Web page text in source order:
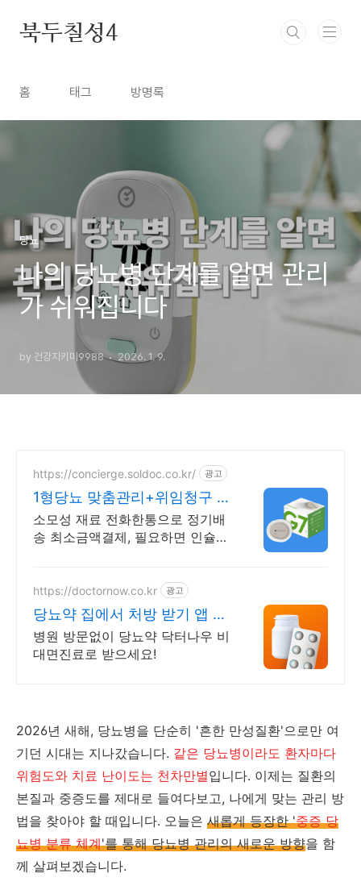
북두칠성4
홈 태그 방명록
당뇨
나의 당뇨병 단계를 알면 관리
가 쉬워집니다
by 건강지키미9988 2026. 1. 9.
https://concierge.soldoc.co.kr/ 광고
1형당뇨 맞춤관리+위임청구 재
처방 주기 무료알림
소모성 재료 전화한통으로 정기배
송 최소금액결제, 필요하면 인슐린
https://doctornow.co.kr 광고
당뇨약 집에서 처방 받기 앱 다
운로드 800만 돌파!
병원 방문없이 당뇨약 닥터나우 비
대면진료로 받으세요!
2026년 새해, 당뇨병을 단순히 '흔한 만성질환'으로만 여
기던 시대는 지나갔습니다. 같은 당뇨병이라도 환자마다
위험도와 치료 난이도는 천차만별입니다. 이제는 질환의
본질과 중증도를 제대로 들여다보고, 나에게 맞는 관리 방
법을 찾아야 할 때입니다. 오늘은 새롭게 등장한 '중증 당
뇨병 분류 체계'를 통해 당뇨병 관리의 새로운 방향을 함
께 살펴보겠습니다.